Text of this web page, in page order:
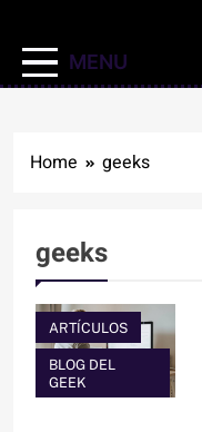
MENU
Home geeks
geeks
ARTÍCULOS
BLOG DEL
GEEK